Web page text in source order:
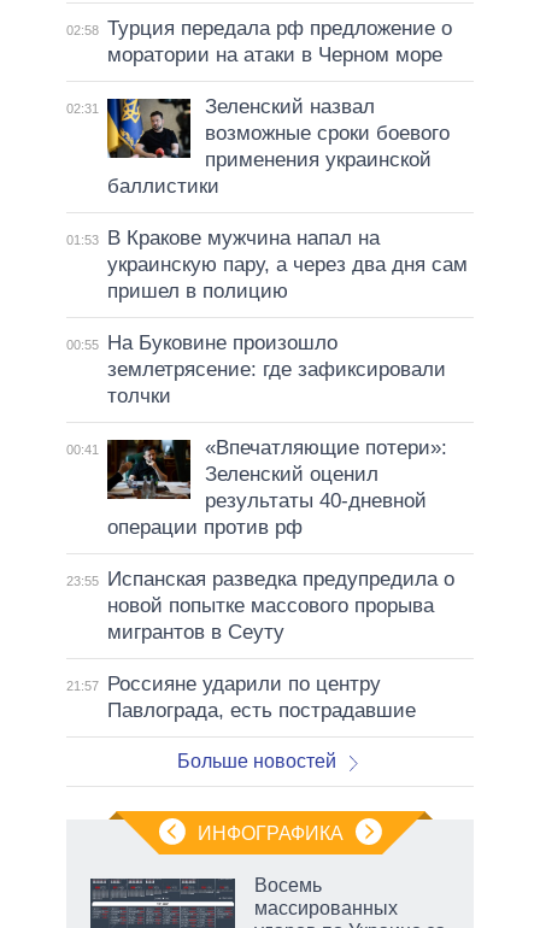
02:58 Турция передала рф предложение о
моратории на атаки в Черном море
02:31
Зеленский назвал
возможные сроки боевого
применения украинской
баллистики
01:53
В Кракове мужчина напал на
украинскую пару, а через два дня сам
пришел в полицию
00:55
На Буковине произошло
землетрясение: где зафиксировали
толчки
00:41
«Впечатляющие потери»:
Зеленский оценил
результаты 40-дневной
операции против рф
23:55
Испанская разведка предупредила о
новой попытке массового прорыва
мигрантов в Сеуту
21:57
Россияне ударили по центру
Павлограда, есть пострадавшие
Больше новостей
ИНФОГРАФИКА
Восемь
массированных